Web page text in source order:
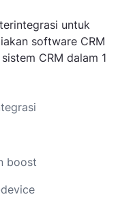
untuk
software CRM
CRM dalam 1
boost